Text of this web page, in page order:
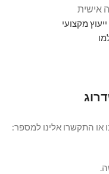
אישית
מקצועי
התקשרו אלינו למספר: